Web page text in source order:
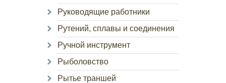
Руководящие работники
Рутений, сплавы и соединения
Ручной инструмент
Рыболовство
Рытье траншей